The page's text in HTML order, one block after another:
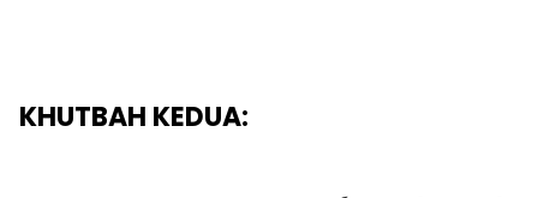
KHUTBAH KEDUA: